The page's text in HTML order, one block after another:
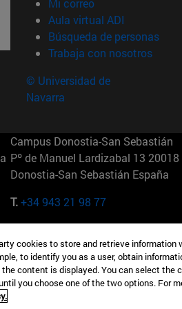
Mi correo
Aula virtual ADI (abre en
Búsqueda de personas
Trabaja con nosotros(abre
© Universidad de
Navarra
Campus Donostia-San Sebastián
Pº de Manuel Lardizabal 13 20018
Donostia-San Sebastián España
T.+34 943 21 98 77
165 W 57th St 10019-2201 Nueva
EE.UU
T.+1 646 346 8850
cookies to store and retrieve information
to identify you as a user, obtain
content is displayed. You can select the
you choose one of the two options. For